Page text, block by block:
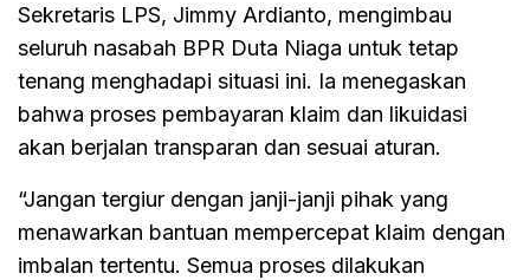
Sekretaris LPS, Jimmy Ardianto, mengimbau
seluruh nasabah BPR Duta Niaga untuk tetap
tenang menghadapi situasi ini. Ia menegaskan
bahwa proses pembayaran klaim dan likuidasi
akan berjalan transparan dan sesuai aturan.
“Jangan tergiur dengan janji-janji pihak yang
menawarkan bantuan mempercepat klaim dengan
imbalan tertentu. Semua proses dilakukan